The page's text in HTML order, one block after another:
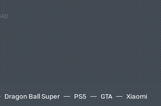
Dragon Ball Super PS5 GTA Xiaomi